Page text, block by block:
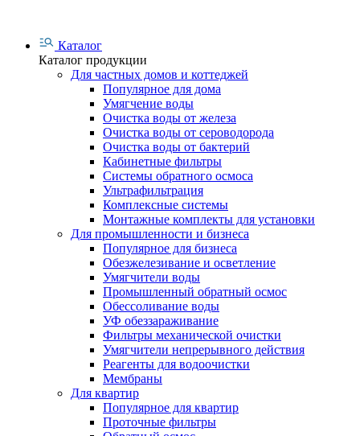
Каталог
Каталог продукции
Для частных домов и коттеджей
Популярное для дома
Умягчение воды
Очистка воды от железа
Очистка воды от сероводорода
Очистка воды от бактерий
Кабинетные фильтры
Системы обратного осмоса
Ультрафильтрация
Комплексные системы
Монтажные комплекты для установки
Для промышленности и бизнеса
Популярное для бизнеса
Обезжелезивание и осветление
Умягчители воды
Промышленный обратный осмос
Обессоливание воды
УФ обеззараживание
Фильтры механической очистки
Умягчители непрерывного действия
Реагенты для водоочистки
Мембраны
Для квартир
Популярное для квартир
Проточные фильтры